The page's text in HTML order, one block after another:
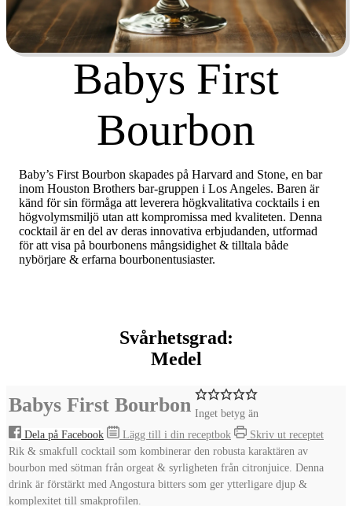
Babys First
Bourbon
Baby’s First Bourbon skapades på Harvard and Stone, en bar
inom Houston Brothers bar-gruppen i Los Angeles. Baren är
känd för sin förmåga att leverera högkvalitativa cocktails i en
högvolymsmiljö utan att kompromissa med kvaliteten. Denna
cocktail är en del av deras innovativa erbjudanden, utformad
för att visa på bourbonens mångsidighet & tilltala både
nybörjare & erfarna bourbonentusiaster.
Svårhetsgrad:
Medel
Babys First Bourbon Inget betyg än
Dela på Facebook
Lägg till i din receptbok
Skriv ut receptet
Rik & smakfull cocktail som kombinerar den robusta karaktären av
bourbon med sötman från orgeat & syrligheten från citronjuice. Denna
drink är förstärkt med Angostura bitters som ger ytterligare djup &
komplexitet till smakprofilen.